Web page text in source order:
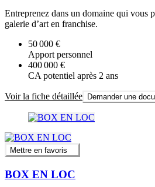
Entreprenez dans un domaine qui vous
galerie d’art en franchise.
50 000 €
Apport personnel
400 000 €
CA potentiel après 2 ans
Voir la fiche détaillée Demander une
Mettre en favoris
BOX EN LOC